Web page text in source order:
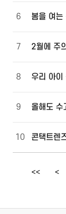
6
7
8
9
10
<< <